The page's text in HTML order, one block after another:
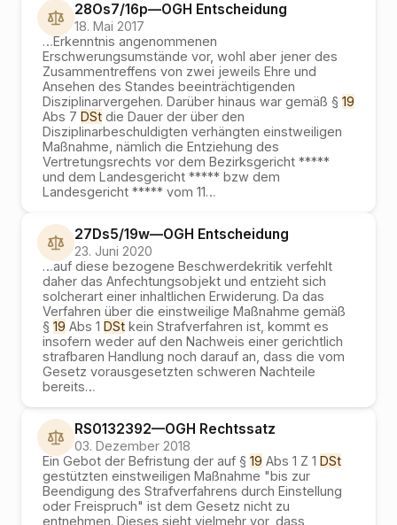
28Os7/16p—OGH Entscheidung
18. Mai 2017
…Erkenntnis angenommenen
Erschwerungsumstände vor, wohl aber jener des
Zusammentreffens von zwei jeweils Ehre und
Ansehen des Standes beeinträchtigenden
Disziplinarvergehen. Darüber hinaus war gemäß § 19
Abs 7 DSt die Dauer der über den
Disziplinarbeschuldigten verhängten einstweiligen
Maßnahme, nämlich die Entziehung des
Vertretungsrechts vor dem Bezirksgericht *****
und dem Landesgericht ***** bzw dem
Landesgericht ***** vom 11…
27Ds5/19w—OGH Entscheidung
23. Juni 2020
…auf diese bezogene Beschwerdekritik verfehlt
daher das Anfechtungsobjekt und entzieht sich
solcherart einer inhaltlichen Erwiderung. Da das
Verfahren über die einstweilige Maßnahme gemäß
§ 19 Abs 1 DSt kein Strafverfahren ist, kommt es
insofern weder auf den Nachweis einer gerichtlich
strafbaren Handlung noch darauf an, dass die vom
Gesetz vorausgesetzten schweren Nachteile
bereits…
RS0132392—OGH Rechtssatz
03. Dezember 2018
Ein Gebot der Befristung der auf § 19 Abs 1 Z 1 DSt
gestützten einstweiligen Maßnahme "bis zur
Beendigung des Strafverfahrens durch Einstellung
oder Freispruch" ist dem Gesetz nicht zu
entnehmen. Dieses sieht vielmehr vor, dass